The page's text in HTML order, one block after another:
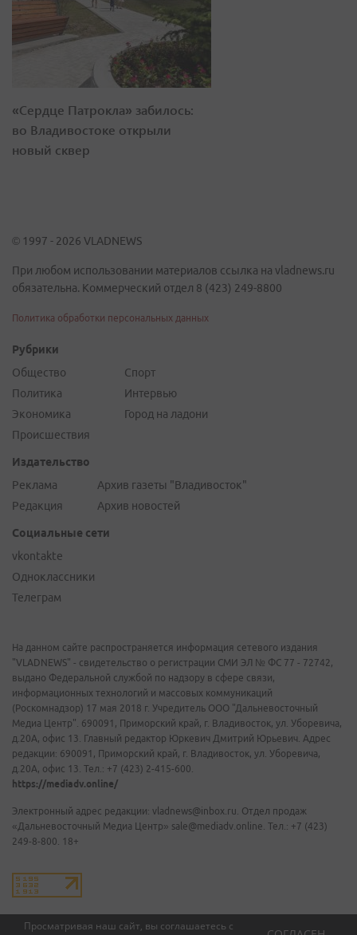
Просматривая наш сайт, вы соглашаетесь с
«Сердце Патрокла» забилось:
во Владивостоке открыли
новый сквер
© 1997 - 2026 VLADNEWS
При любом использовании материалов ссылка на vladnews.ru
обязательна. Коммерческий отдел 8 (423) 249-8800
Политика обработки персональных данных
Рубрики
Общество
Политика
Экономика
Происшествия
Спорт
Интервью
Город на ладони
Издательство
Реклама
Редакция
Архив газеты "Владивосток"
Архив новостей
Социальные сети
vkontakte
Одноклассники
Телеграм
На данном сайте распространяется информация сетевого издания
"VLADNEWS" - свидетельство о регистрации СМИ ЭЛ № ФС 77 - 72742,
выдано Федеральной службой по надзору в сфере связи,
информационных технологий и массовых коммуникаций
(Роскомнадзор) 17 мая 2018 г. Учредитель ООО "Дальневосточный
Медиа Центр". 690091, Приморский край, г. Владивосток, ул. Уборевича,
д.20А, офис 13. Главный редактор Юркевич Дмитрий Юрьевич. Адрес
редакции: 690091, Приморский край, г. Владивосток, ул. Уборевича,
д.20А, офис 13. Тел.: +7 (423) 2-415-600.
https://mediadv.online/
Электронный адрес редакции: vladnews@inbox.ru. Отдел продаж
«Дальневосточный Медиа Центр» sale@mediadv.online. Тел.: +7 (423)
249-8-800. 18+